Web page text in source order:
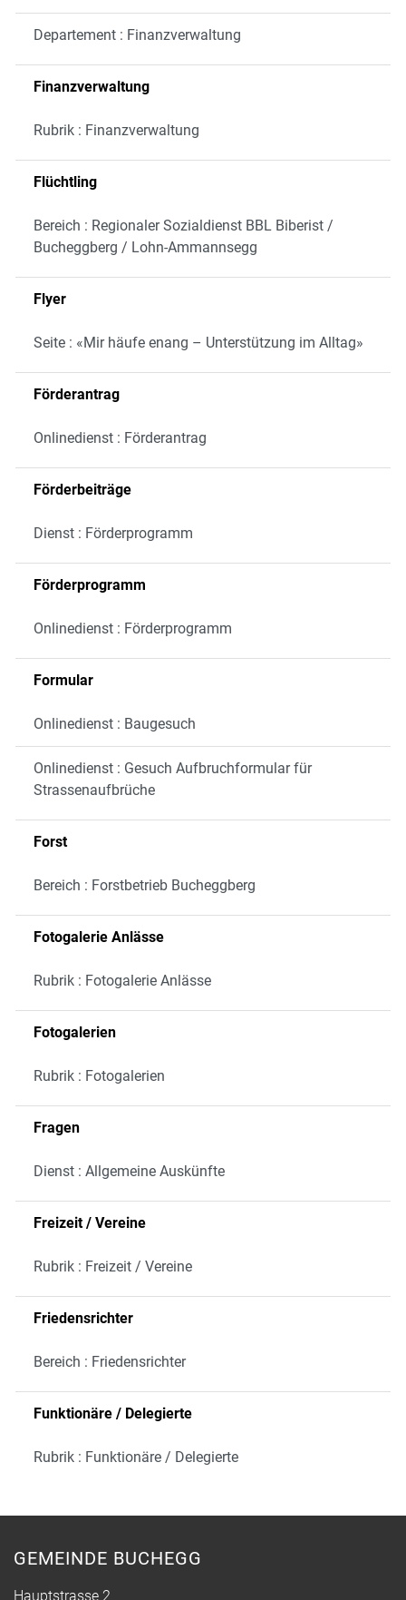
Departement : Finanzverwaltung
Finanzverwaltung
Rubrik : Finanzverwaltung
Flüchtling
Bereich : Regionaler Sozialdienst BBL Biberist /
Bucheggberg / Lohn-Ammannsegg
Flyer
Seite : «Mir häufe enang – Unterstützung im Alltag»
Förderantrag
Onlinedienst : Förderantrag
Förderbeiträge
Dienst : Förderprogramm
Förderprogramm
Onlinedienst : Förderprogramm
Formular
Onlinedienst : Baugesuch
Onlinedienst : Gesuch Aufbruchformular für
Strassenaufbrüche
Forst
Bereich : Forstbetrieb Bucheggberg
Fotogalerie Anlässe
Rubrik : Fotogalerie Anlässe
Fotogalerien
Rubrik : Fotogalerien
Fragen
Dienst : Allgemeine Auskünfte
Freizeit / Vereine
Rubrik : Freizeit / Vereine
Friedensrichter
Bereich : Friedensrichter
Funktionäre / Delegierte
Rubrik : Funktionäre / Delegierte
GEMEINDE BUCHEGG
Hauptstrasse 2